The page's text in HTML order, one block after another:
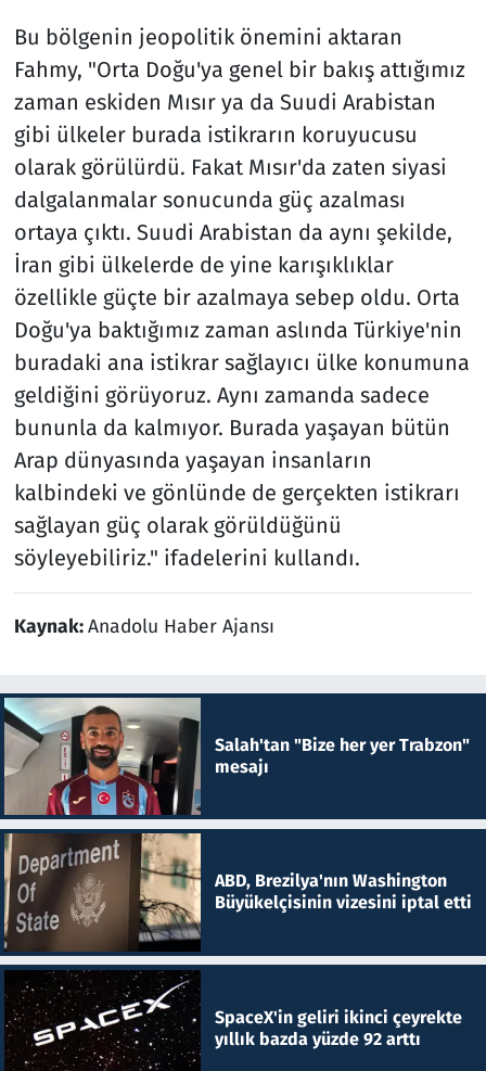
Bu bölgenin jeopolitik önemini aktaran
Fahmy, "Orta Doğu'ya genel bir bakış attığımız
zaman eskiden Mısır ya da Suudi Arabistan
gibi ülkeler burada istikrarın koruyucusu
olarak görülürdü. Fakat Mısır'da zaten siyasi
dalgalanmalar sonucunda güç azalması
ortaya çıktı. Suudi Arabistan da aynı şekilde,
İran gibi ülkelerde de yine karışıklıklar
özellikle güçte bir azalmaya sebep oldu. Orta
Doğu'ya baktığımız zaman aslında Türkiye'nin
buradaki ana istikrar sağlayıcı ülke konumuna
geldiğini görüyoruz. Aynı zamanda sadece
bununla da kalmıyor. Burada yaşayan bütün
Arap dünyasında yaşayan insanların
kalbindeki ve gönlünde de gerçekten istikrarı
sağlayan güç olarak görüldüğünü
söyleyebiliriz." ifadelerini kullandı.
Kaynak:Anadolu Haber Ajansı
Salah'tan "Bize her yer Trabzon"
mesajı
ABD, Brezilya'nın Washington
Büyükelçisinin vizesini iptal etti
SpaceX'in geliri ikinci çeyrekte
yıllık bazda yüzde 92 arttı